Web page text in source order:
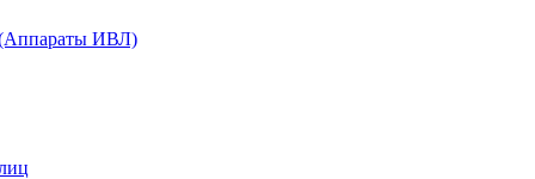
(Аппараты ИВЛ)